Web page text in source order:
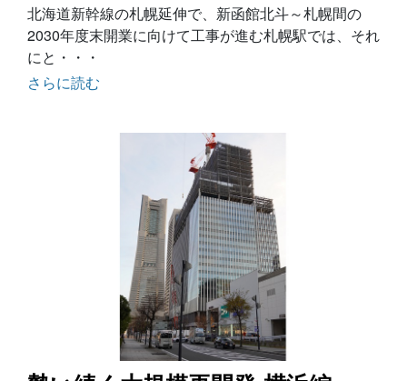
北海道新幹線の札幌延伸で、新函館北斗～札幌間の
2030年度末開業に向けて工事が進む札幌駅では、それ
にと・・・
さらに読む